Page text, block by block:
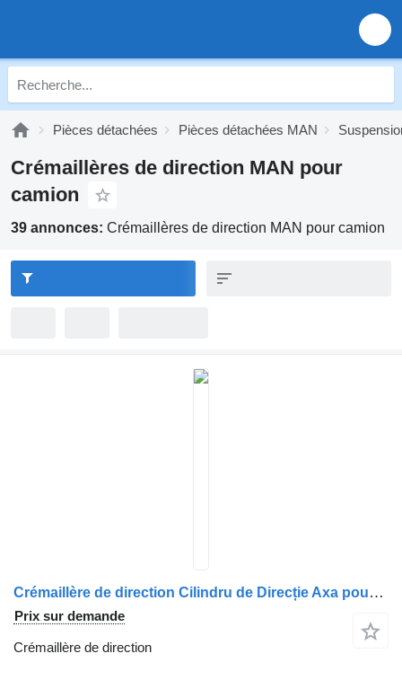
Pièces détachées Pièces détachées MAN
Crémaillères de direction MAN pour
camion
39 annonces: Crémaillères de direction MAN pour camion
Crémaillère de direction Cilindru de Direcție Axa pour camion MAN Model 81475016047
Prix sur demande
Crémaillère de direction